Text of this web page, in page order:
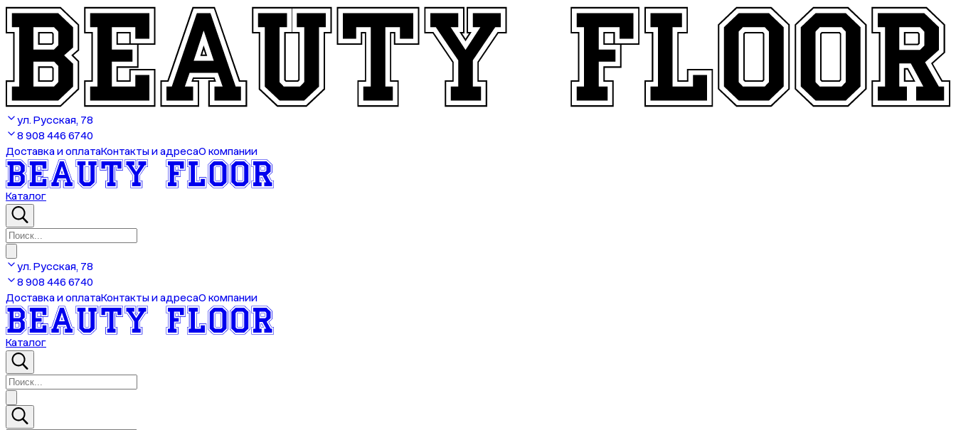
ул. Русская, 78
8 908 446 6740
Доставка и оплатаКонтакты и адресаО компании
Каталог
ул. Русская, 78
8 908 446 6740
Доставка и оплатаКонтакты и адресаО компании
Каталог